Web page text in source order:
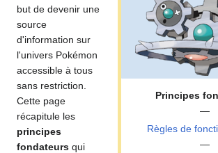
Principes
—
Règles de
—
but de devenir une
source
d'information sur
l'univers Pokémon
accessible à tous
sans restriction.
Cette page
récapitule les
principes
fondateurs qui